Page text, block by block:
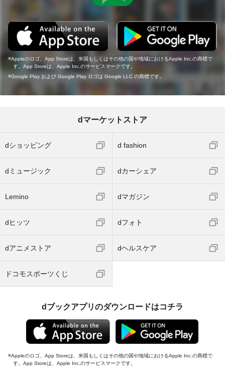
Appleのロゴ、App Storeは、米国もしくはその他の国や地域におけるApple Inc.の商標で
す。App Storeは、Apple Inc.のサービスマークです。
Google Play および Google Play ロゴは Google LLC の商標です。
dマーケットストア
dショッピング d fashion
dミュージック dカーシェア
Lemino dマガジン
dヒッツ dフォト
dアニメストア dヘルスケア
ドコモスポーツくじ
dブックアプリのダウンロードはコチラ
Appleのロゴ、App Storeは、米国もしくはその他の国や地域におけるApple Inc.の商標で
す。App Storeは、Apple Inc.のサービスマークです。